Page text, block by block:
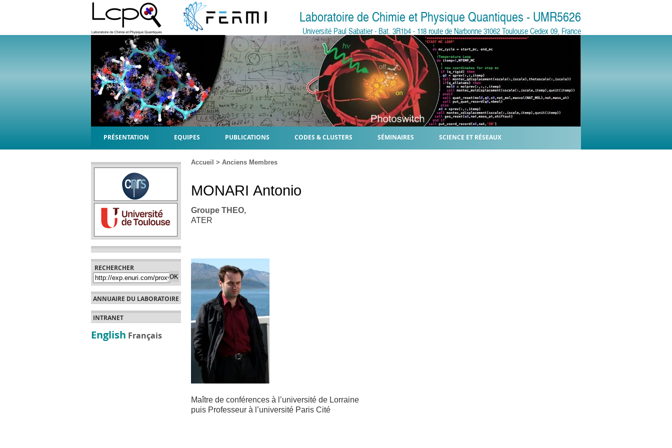
Laboratoire de Chimie et Physique Quantiques - UMR5626
Université Paul Sabatier - Bat. 3R1b4 - 118 route de Narbonne 31062 Toulouse Cedex 09, France
PRÉSENTATION EQUIPES PUBLICATIONS CODES & CLUSTERS SÉMINAIRES SCIENCE ET RÉSEAUX
RECHERCHER
ANNUAIRE DU LABORATOIRE
INTRANET
English Français
Accueil > Anciens Membres
MONARI Antonio
Groupe THEO,
ATER
Maître de conférences à l’université de Lorraine
puis Professeur à l’université Paris Cité